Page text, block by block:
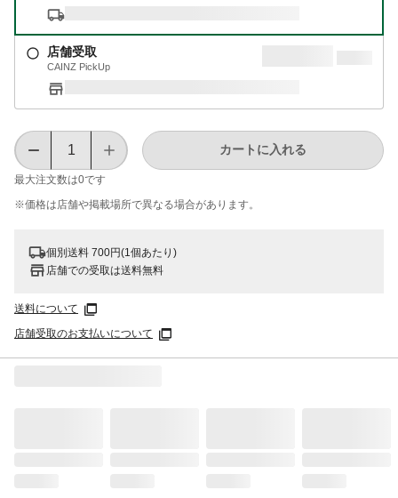
店舗受取
CAINZ PickUp
最大注文数は0です
カートに入れる
※価格は​店舗や​掲載場所で​異なる​場合が​あります。
個別送料 700円(1個あたり)
店舗での受取は送料無料
送料について
店舗受取のお支払いについて